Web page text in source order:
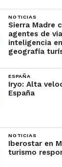
NOTICIAS
Sierra Madre
agentes de
inteligencia
geografía
ESPAÑA
Iryo: Alta
España
NOTICIAS
Iberostar en
turismo